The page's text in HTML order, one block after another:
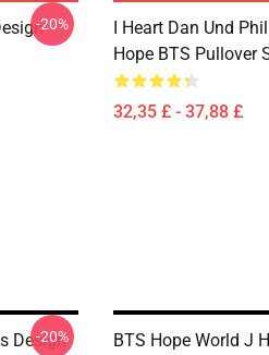
-20%
I Heart Dan Und
Hope BTS Pullover
32,35 £ - 37,88 £
Design
-20%
BTS Hope World J